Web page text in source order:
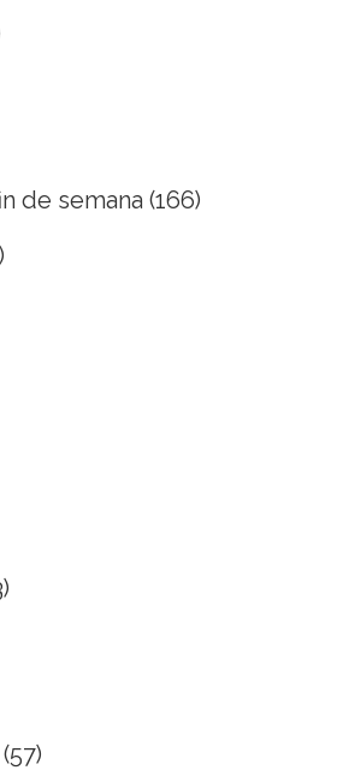
de semana (166)
(57)